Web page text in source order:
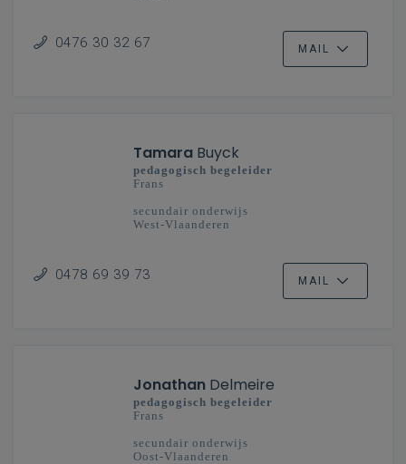
0476 30 32 67 MAIL
Tamara Buyck
pedagogisch begeleider
Frans
secundair onderwijs
West-Vlaanderen
0478 69 39 73 MAIL
Jonathan Delmeire
pedagogisch begeleider
Frans
secundair onderwijs
Oost-Vlaanderen